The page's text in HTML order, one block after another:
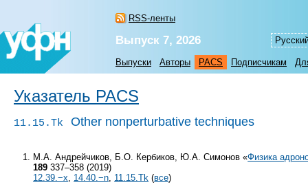
RSS-ленты
Выпуск 7, 2026
Выпуски Авторы PACS Подписчикам
Указатель PACS
11.15.Tk Other nonperturbative techniques
М.А. Андрейчиков, Б.О. Кербиков, Ю.А. Симонов «Физика
189 337–358 (2019)
12.39.−x, 14.40.−n, 11.15.Tk (все)